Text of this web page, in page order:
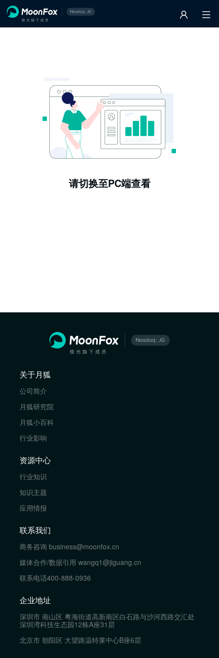
请切换至PC端查看
关于月狐
公司简介
月狐研究院
月狐小百科
行业影响
资源中心
行业知识
知识主题
应用情报
联系我们
商务咨询 business@moonfox.cn
媒体合作/数据引用 wangq1@jiguang.cn
联系电话400-888-0936
企业地址
深圳市 南山区 粤海街道高新南区白石路与沙河西路交汇处
深圳湾科技生态园12栋A座31层
北京市 朝阳区 大望路温特莱中心B座6层